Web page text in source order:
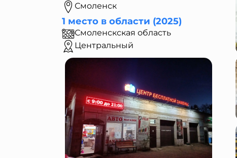
Смоленск
1 место в области (2025)
Смоленскская область
Центральный